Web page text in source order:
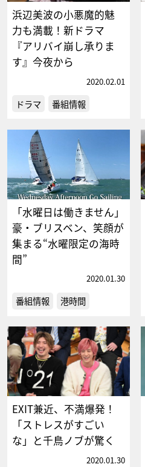
浜辺美波の小悪魔的魅
力も満載！新ドラマ
『アリバイ崩し承りま
す』今夜から
2020.02.01
ドラマ 番組情報
「水曜日は働きません」
豪・ブリスベン、笑顔が
集まる“水曜限定の海時
間”
2020.01.30
番組情報 港時間
EXIT兼近、不満爆発！
「ストレスがすごい
な」と千鳥ノブが驚く
2020.01.30